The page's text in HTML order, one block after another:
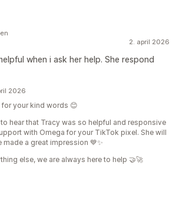
2. april 2026
when i ask her help. She respond
2026
your kind words 😊
hear that Tracy was so helpful and responsive
with Omega for your TikTok pixel. She will
a great impression 💙✨
else, we are always here to help 🤝🚀